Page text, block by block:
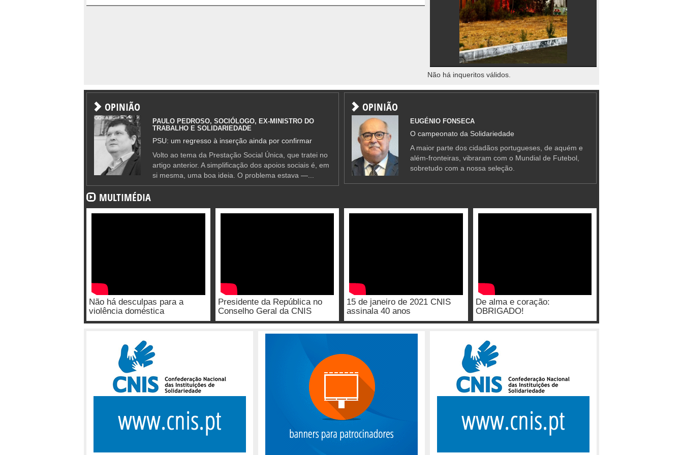
Não há inqueritos válidos.
OPINIÃO
PAULO PEDROSO, SOCIÓLOGO, EX-MINISTRO DO
TRABALHO E SOLIDARIEDADE
PSU: um regresso à inserção ainda por confirmar
Volto ao tema da Prestação Social Única, que tratei no
artigo anterior. A simplificação dos apoios sociais é, em
si mesma, uma boa ideia. O problema estava —...
OPINIÃO
EUGÉNIO FONSECA
O campeonato da Solidariedade
A maior parte dos cidadãos portugueses, de aquém e
além-fronteiras, vibraram com o Mundial de Futebol,
sobretudo com a nossa seleção.
MULTIMÉDIA
Não há desculpas para a
violência doméstica
Presidente da República no
Conselho Geral da CNIS
15 de janeiro de 2021 CNIS
assinala 40 anos
De alma e coração:
OBRIGADO!